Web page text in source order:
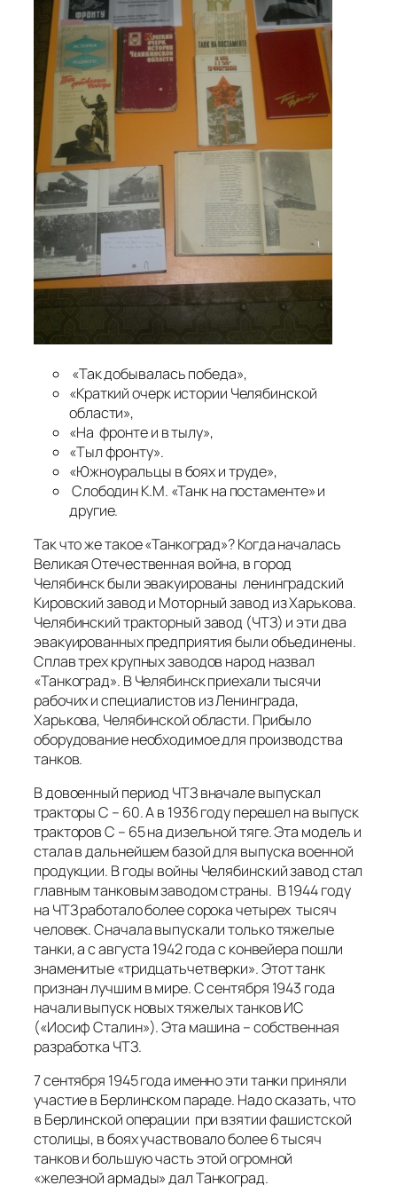
«Так добывалась победа»,
«Краткий очерк истории Челябинской
области»,
«На фронте и в тылу»,
«Тыл фронту».
«Южноуральцы в боях и труде»,
Слободин К.М. «Танк на постаменте» и
другие.
Так что же такое «Танкоград»? Когда началась
Великая Отечественная война, в город
Челябинск были эвакуированы ленинградский
Кировский завод и Моторный завод из Харькова.
Челябинский тракторный завод (ЧТЗ) и эти два
эвакуированных предприятия были объединены.
Сплав трех крупных заводов народ назвал
«Танкоград». В Челябинск приехали тысячи
рабочих и специалистов из Ленинграда,
Харькова, Челябинской области. Прибыло
оборудование необходимое для производства
танков.
В довоенный период ЧТЗ вначале выпускал
тракторы С – 60. А в 1936 году перешел на выпуск
тракторов С – 65 на дизельной тяге. Эта модель и
стала в дальнейшем базой для выпуска военной
продукции. В годы войны Челябинский завод стал
главным танковым заводом страны. В 1944 году
на ЧТЗ работало более сорока четырех тысяч
человек. Сначала выпускали только тяжелые
танки, а с августа 1942 года с конвейера пошли
знаменитые «тридцатьчетверки». Этот танк
признан лучшим в мире. С сентября 1943 года
начали выпуск новых тяжелых танков ИС
(«Иосиф Сталин»). Эта машина – собственная
разработка ЧТЗ.
7 сентября 1945 года именно эти танки приняли
участие в Берлинском параде. Надо сказать, что
в Берлинской операции при взятии фашистской
столицы, в боях участвовало более 6 тысяч
танков и большую часть этой огромной
«железной армады» дал Танкоград.